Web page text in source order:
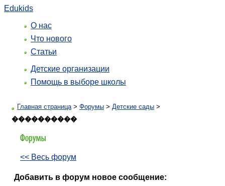
Edukids
О нас
Что нового
Статьи
Детские организации
Помощь в выборе школы
Главная страница> Форумы > Детские сады >
����������
<< Весь форум
Добавить в форум новое сообщение: